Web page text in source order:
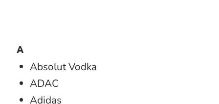
A
Absolut Vodka
ADAC
Adidas